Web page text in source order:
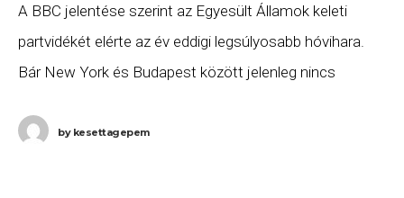
A BBC jelentése szerint az Egyesült Államok keleti
partvidékét elérte az év eddigi legsúlyosabb hóvihara.
Bár New York és Budapest között jelenleg nincs
utasokbykesettagepem